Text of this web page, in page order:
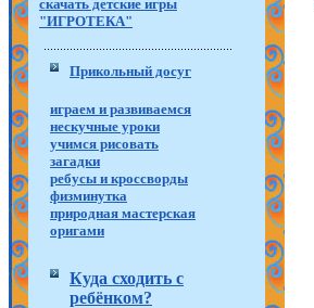
скачать детские игры
"ИГРОТЕКА"
Прикольный досуг
играем и развиваемся
нескучные уроки
учимся рисовать
загадки
ребусы и кроссворды
физминутка
природная мастерская
оригами
Куда сходить с
ребёнком?